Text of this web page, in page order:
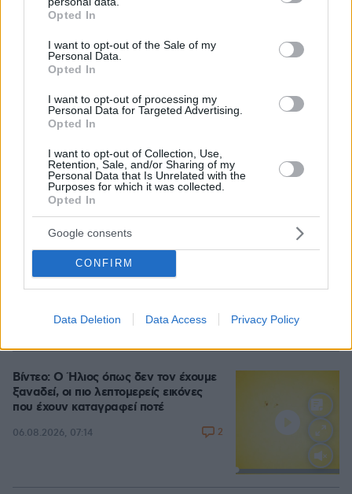
grant or deny consent to Google and its third-party tags to
use your data for below specified purposes in below Google
consent section.
Opted In
I want to opt-out of the Sale of my
Personal Data.
Opted In
I want to opt-out of processing my
Personal Data for Targeted Advertising.
Opted In
I want to opt-out of Collection, Use,
Retention, Sale, and/or Sharing of my
Personal Data that Is Unrelated with the
Purposes for which it was collected.
Opted In
Google consents
CONFIRM
Data Deletion Data Access Privacy Policy
Ζευγάρι Βρετανών με 3 παιδιά πούλησαν τα πάντα
για να αγοράσουν σπίτι στην Αιγιάλεια,
καταστράφηκε από την πυρκαγιά λίγο πριν
μετακομίσουν, φωτογραφίες
Η εξομολόγηση της συζύγου του
Κώστα Σόμμερ: Ανησυχώ μήπως
και πόσο τον αγαπάμε
05.08.2026, 20:15 22
Γιατί έβαλαν στο μάτι τα κοράλλια της
Μεσογείου: Το μπλόκο στη Σκόπελο, τα
κοσμήματα εκατομμυρίων και η
καταστροφή του «κόκκινου χρυσού»
8
Loaded:
Βίντεο: Ο Ήλιος όπως δεν τον έχουμε
ξαναδεί, οι πιο λεπτομερείς εικόνες
που έχουν καταγραφεί ποτέ
06.08.2026, 07:14 2